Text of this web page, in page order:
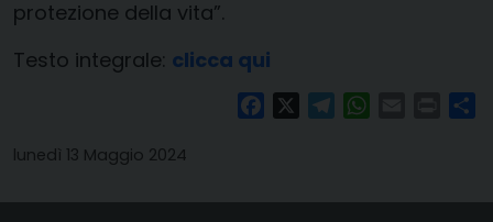
protezione della vita”.
Testo integrale: clicca qui
FacebookTelegramWhatsAppPrint
lunedì 13 Maggio 2024